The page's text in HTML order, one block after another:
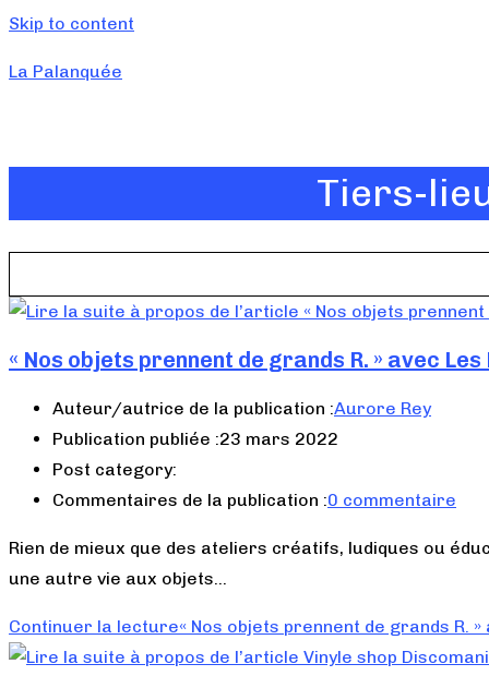
Skip to content
La Palanquée
Tiers-
« Nos objets prennent de grands R. » avec
Auteur/autrice de la publication :Aurore Rey
Publication publiée :23 mars 2022
Post category:
Commentaires de la publication :0 commentaire
Rien de mieux que des ateliers créatifs, ludiques ou
une autre vie aux objets…
Continuer la lecture« Nos objets prennent de grands R.